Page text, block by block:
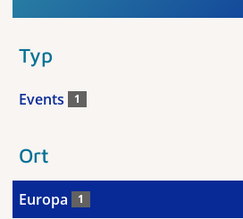
Typ
Events 1
Ort
Europa 1